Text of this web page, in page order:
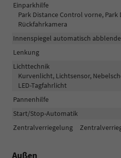
Einparkhilfe
Park Distance Control vorne,
Rückfahrkamera
Innenspiegel automatisch
Lenkung
Lichttechnik
Kurvenlicht, Lichtsensor,
LED-Tagfahrlicht
Pannenhilfe
Start/Stop-Automatik
Zentralverriegelung
Außen